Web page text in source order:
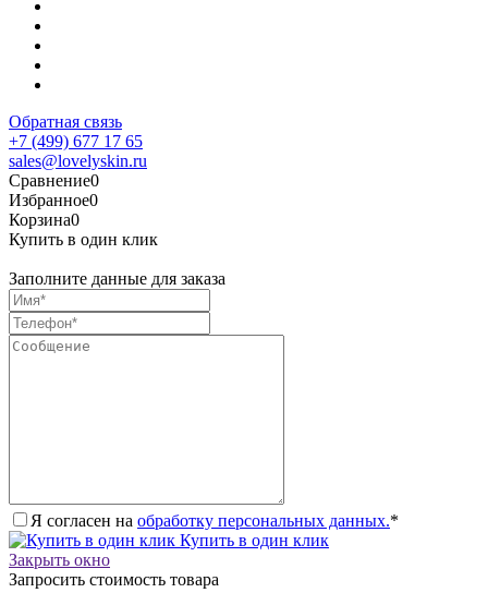
Обратная связь
+7 (499) 677 17 65
sales@lovelyskin.ru
Сравнение0
Избранное0
Корзина0
Купить в один клик
Заполните данные для заказа
Я согласен на обработку персональных данных.*
Купить в один клик
Закрыть окно
Запросить стоимость товара